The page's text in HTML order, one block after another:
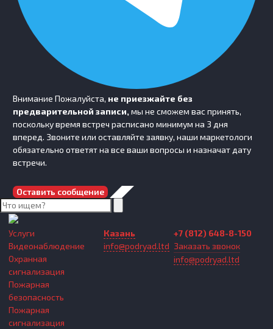
Внимание Пожалуйста, не приезжайте без
предварительной записи, мы не сможем вас принять,
поскольку время встреч расписано минимум на 3 дня
вперед. Звоните или оставляйте заявку, наши маркетологи
обязательно ответят на все ваши вопросы и назначат дату
встречи.
Оставить сообщение
Услуги
Видеонаблюдение
Охранная
сигнализация
Пожарная
безопасность
Пожарная
сигнализация
Казань
info@podryad.ltd
+7 (812) 648-8-150
Заказать звонок
info@podryad.ltd